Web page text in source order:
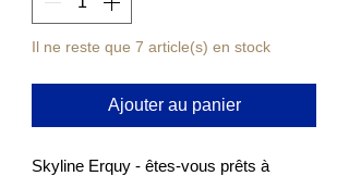
Il ne reste que 7 article(s) en stock
Ajouter au panier
Skyline Erquy - êtes-vous prêts à